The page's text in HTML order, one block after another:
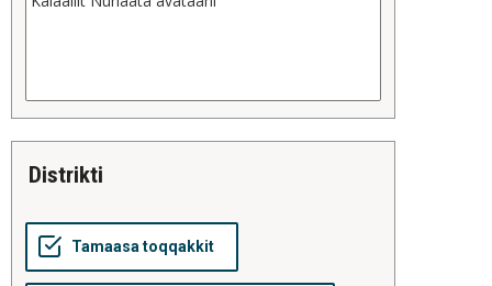
distrikti